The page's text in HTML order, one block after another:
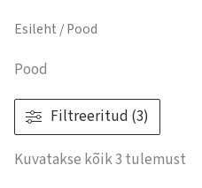
Esileht / Pood
Pood
Filtreeritud (3)
Kuvatakse kõik 3 tulemust